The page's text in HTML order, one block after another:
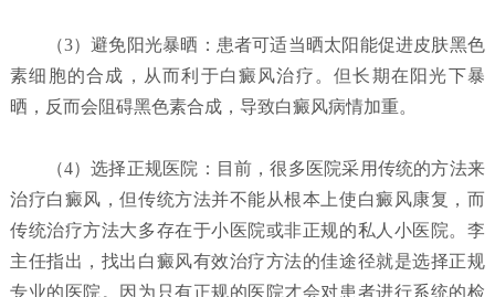
（3）避免阳光暴晒： 患者可适当晒太阳能促进皮肤黑色
素细胞的合成，从而利于白癜风治疗。但长期在阳光下暴
晒，反而会阻碍黑色素合成，导致白癜风病情加重。
（4）选择正规医院： 目前，很多医院采用传统的方法来
治疗白癜风，但传统方法并不能从根本上使白癜风康复，而
传统治疗方法大多存在于小医院或非正规的私人小医院。李
主任指出，找出白癜风有效治疗方法的佳途径就是选择正规
专业的医院。因为只有正规的医院才会对患者进行系统的检